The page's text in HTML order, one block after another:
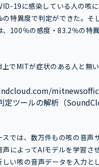
19に感染している人の咳
特異度で判定ができた。そ
、100％の感度・83.2％の特
でMITが症状のある人と無
定ツールの解析（
スでは、数万件もの咳の音声
声によってAIモデルを学習さ
い咳の音声データを入力と